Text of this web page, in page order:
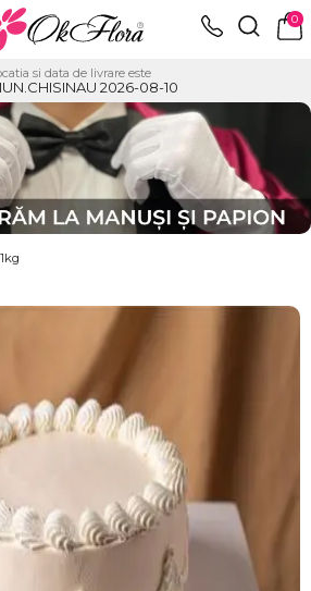
0
si data de livrare este
2026-08-10